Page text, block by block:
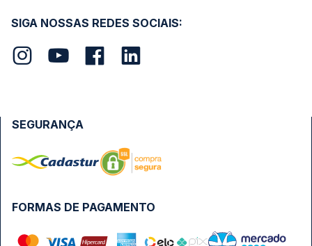
SIGA NOSSAS REDES SOCIAIS:
FORMAS DE PAGAMENTO
SEGURANÇA